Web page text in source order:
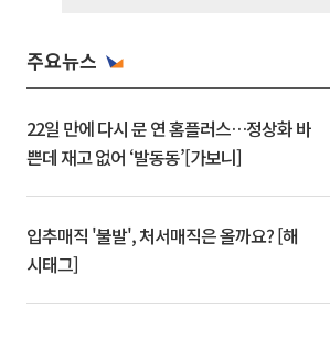
주요뉴스
22일 만에 다시 문 연 홈플러스…정상화 바
쁜데 재고 없어 ‘발동동’[가보니]
입추매직 '불발', 처서매직은 올까요? [해
시태그]